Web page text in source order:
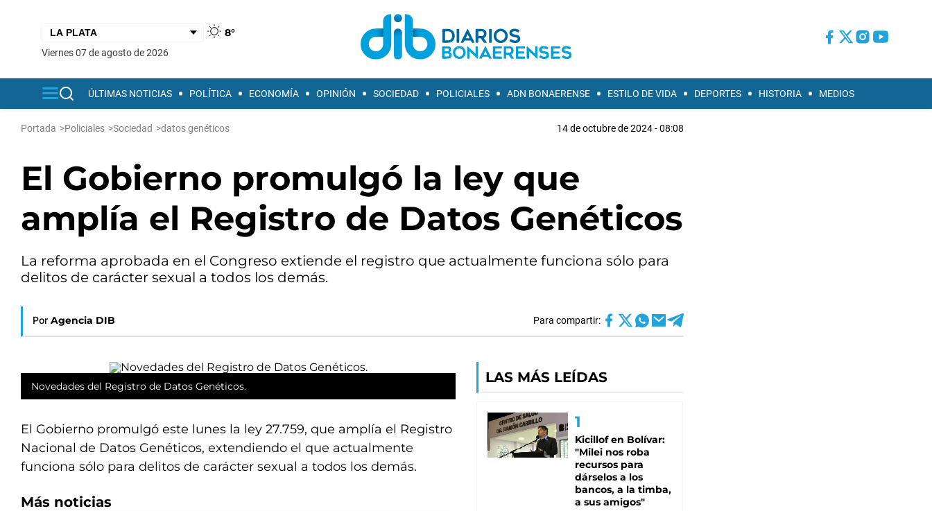
8°
viernes 07 de agosto de 2026
ÚLTIMAS NOTICIAS POLÍTICA ECONOMÍA OPINIÓN SOCIEDAD POLICIALES ADN BONAERENSE ESTILO DE VIDA DEPORTES HISTORIA MEDIOS
Portada >Policiales >Sociedad >datos genéticos 14 de octubre de 2024 - 08:08
El Gobierno promulgó la ley que
amplía el Registro de Datos Genéticos
La reforma aprobada en el Congreso extiende el registro que actualmente funciona sólo para
delitos de carácter sexual a todos los demás.
Por Agencia DIB Para compartir:
Novedades del Registro de Datos Genéticos.
El Gobierno promulgó este lunes la ley 27.759, que amplía el Registro
Nacional de Datos Genéticos, extendiendo el que actualmente
funciona sólo para delitos de carácter sexual a todos los demás.
Más noticias
LAS MÁS LEÍDAS
Kicillof en Bolívar:
"Milei nos roba
recursos para
dárselos a los
bancos, a la timba,
a sus amigos"